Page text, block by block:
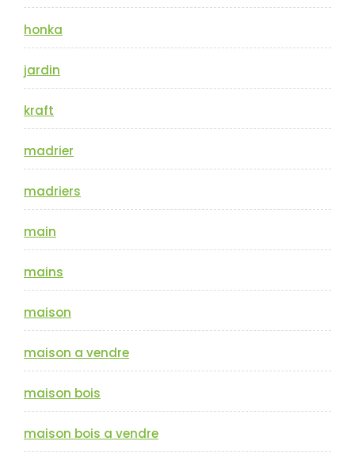
honka
jardin
kraft
madrier
madriers
main
mains
maison
maison a vendre
maison bois
maison bois a vendre